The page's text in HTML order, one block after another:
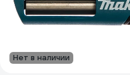
Нет в наличии